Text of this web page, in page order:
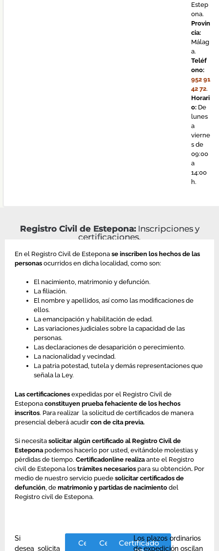
Estep
ona.
Provin
cia:
Málag
a.
Teléf
ono:
952 91
42 72.
Horari
o: De
lunes
a
vierne
s de
09:00
a
14:00
h.
Registro Civil de Estepona:Inscripciones y
certificaciones.
En el Registro Civil de Estepona se inscriben los hechos de las
personas ocurridos en dicha localidad, como son:
El nacimiento, matrimonio y defunción.
La filiación.
El nombre y apellidos, así como las modificaciones de
ellos.
La emancipación y habilitación de edad.
Las variaciones judiciales sobre la capacidad de las
personas.
Las declaraciones de desaparición o perecimiento.
La nacionalidad y vecindad.
La patria potestad, tutela y demás representaciones que
señala la Ley.
Las certificaciones expedidas por el Registro Civil de
Estepona constituyen prueba fehaciente de los hechos
inscritos. Para realizar la solicitud de certificados de manera
presencial deberá acudir con de cita previa.
Si necesita solicitar algún certificado al Registro Civil de
Estepona podemos hacerlo por usted, evitándole molestias y
pérdidas de tiempo. Certificadonline realiza ante el Registro
civil de Estepona los trámites necesarios para su obtención. Por
medio de nuestro servicio puede solicitar certificados de
defunción, de matrimonio y partidas de nacimiento del
Registro civil de Estepona.
Si
desea solicita
CertificadoCertificadoCertificado
Los plazos ordinarios
de expedición oscilan